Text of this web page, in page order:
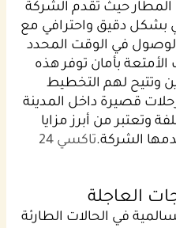
المطار حيث تقدم الشركة
دقيق واحترافي مع
في الوقت المحدد
بأمان توفر هذه
وتتيح لهم التخطيط
قصيرة داخل المدينة
وتعتبر من أبرز مزايا
الشركة.
تاكسي 24
العاجلة
في الحالات الطارئة